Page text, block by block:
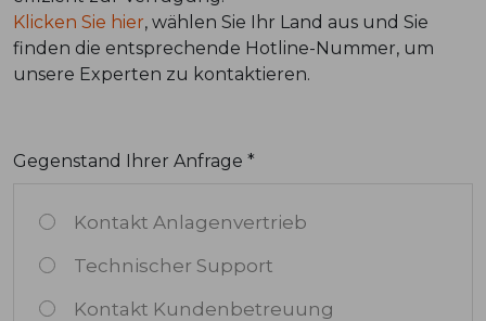
Klicken Sie hier, wählen Sie Ihr Land aus und Sie
finden die entsprechende Hotline-Nummer, um
unsere Experten zu kontaktieren.
Gegenstand Ihrer Anfrage *
Kontakt Anlagenvertrieb
Technischer Support
Kontakt Kundenbetreuung